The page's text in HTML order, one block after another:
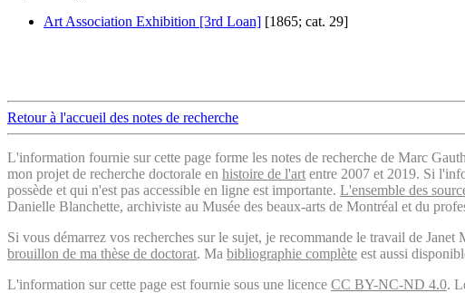
Art Association Exhibition [3rd Loan] [1865; cat. 29]
Retour à l'accueil des notes de recherche
L'information fournie sur cette page forme les notes de recherche de Marc
mon projet de recherche doctorale en histoire de l'art entre 2007 et 2019. Si
possède et qui n'est pas accessible en ligne est importante. L'ensemble des
Danielle Blanchette, archiviste au Musée des beaux-arts de Montréal et du
Si vous démarrez vos recherches sur le sujet, je recommande le travail de
brouillon de ma thèse de doctorat. Ma bibliographie complète est aussi
L'information sur cette page est fournie sous une licence CC BY-NC-ND 4.0.